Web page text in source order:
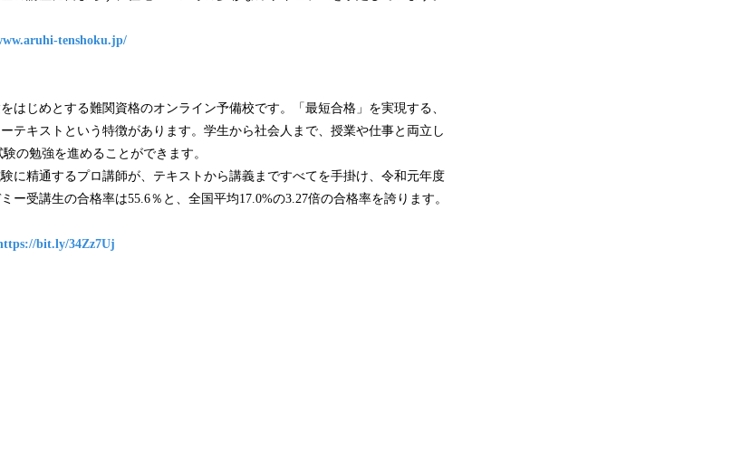
tenshoku.jp/
はじめとする難関資格のオンライン予備校です。「最短合格」を実現する、
テキストという特徴があります。学生から社会人まで、授業や仕事と両立し
の勉強を進めることができます。
に精通するプロ講師が、テキストから講義まですべてを手掛け、令和元年度
ー受講生の合格率は55.6％と、全国平均17.0%の3.27倍の合格率を誇ります。
bit.ly/34Zz7Uj